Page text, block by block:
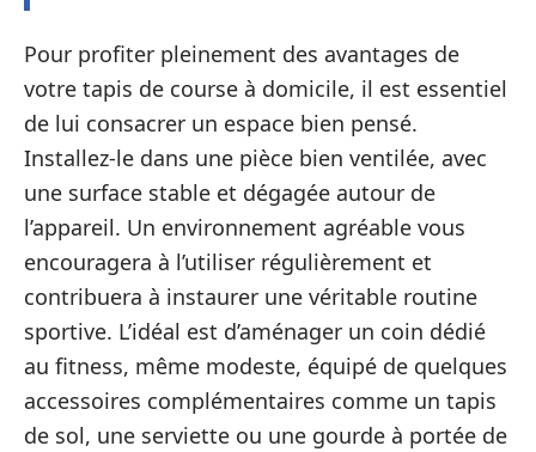
Pour profiter pleinement des avantages de
votre tapis de course à domicile, il est essentiel
de lui consacrer un espace bien pensé.
Installez-le dans une pièce bien ventilée, avec
une surface stable et dégagée autour de
l’appareil. Un environnement agréable vous
encouragera à l’utiliser régulièrement et
contribuera à instaurer une véritable routine
sportive. L’idéal est d’aménager un coin dédié
au fitness, même modeste, équipé de quelques
accessoires complémentaires comme un tapis
de sol, une serviette ou une gourde à portée de